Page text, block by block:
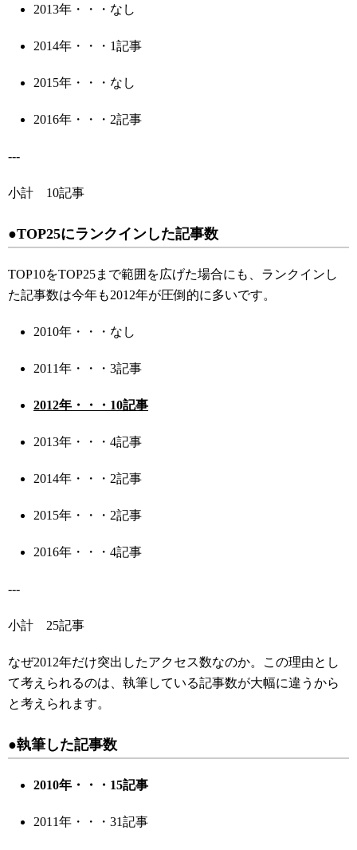
2013年・・・なし
2014年・・・1記事
2015年・・・なし
2016年・・・2記事
---
小計 10記事
●TOP25にランクインした記事数
TOP10をTOP25まで範囲を広げた場合にも、ランクインし
た記事数は今年も2012年が圧倒的に多いです。
2010年・・・なし
2011年・・・3記事
2012年・・・10記事
2013年・・・4記事
2014年・・・2記事
2015年・・・2記事
2016年・・・4記事
---
小計 25記事
なぜ2012年だけ突出したアクセス数なのか。この理由とし
て考えられるのは、執筆している記事数が大幅に違うから
と考えられます。
●執筆した記事数
2010年・・・15記事
2011年・・・31記事